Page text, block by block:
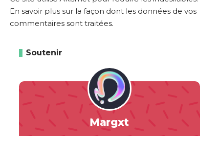
En savoir plus sur la façon dont les données de vos
commentaires sont traitées.
Soutenir
Margxt